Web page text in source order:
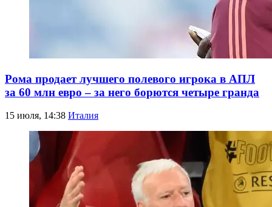
Рома продает лучшего полевого игрока в АПЛ
за 60 млн евро – за него борются четыре гранда
15 июля, 14:38 Италия